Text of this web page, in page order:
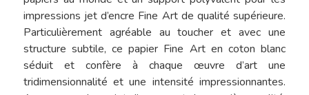
impressions jet d’encre Fine Art de qualité supérieure.
Particulièrement agréable au toucher et avec une
structure subtile, ce papier Fine Art en coton blanc
séduit et confère à chaque œuvre d’art une
tridimensionnalité et une intensité impressionnantes.